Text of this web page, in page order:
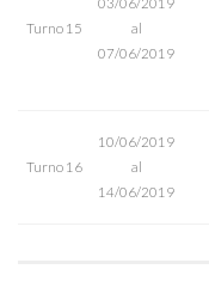
Turno 15
al
07/06/2019
Turno 16
10/06/2019
al
14/06/2019